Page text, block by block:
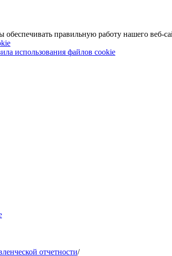
правильную работу нашего веб-
использования файлов cookie
отчетности/